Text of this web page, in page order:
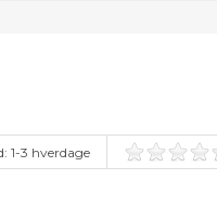
1-3 hverdage